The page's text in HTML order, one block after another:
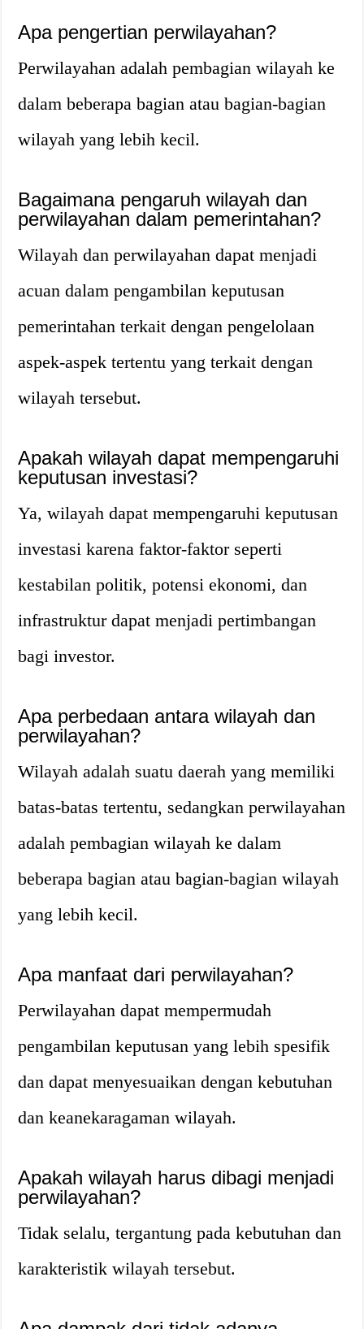
Apa pengertian perwilayahan?
Perwilayahan adalah pembagian wilayah ke
dalam beberapa bagian atau bagian-bagian
wilayah yang lebih kecil.
Bagaimana pengaruh wilayah dan
perwilayahan dalam pemerintahan?
Wilayah dan perwilayahan dapat menjadi
acuan dalam pengambilan keputusan
pemerintahan terkait dengan pengelolaan
aspek-aspek tertentu yang terkait dengan
wilayah tersebut.
Apakah wilayah dapat mempengaruhi
keputusan investasi?
Ya, wilayah dapat mempengaruhi keputusan
investasi karena faktor-faktor seperti
kestabilan politik, potensi ekonomi, dan
infrastruktur dapat menjadi pertimbangan
bagi investor.
Apa perbedaan antara wilayah dan
perwilayahan?
Wilayah adalah suatu daerah yang memiliki
batas-batas tertentu, sedangkan perwilayahan
adalah pembagian wilayah ke dalam
beberapa bagian atau bagian-bagian wilayah
yang lebih kecil.
Apa manfaat dari perwilayahan?
Perwilayahan dapat mempermudah
pengambilan keputusan yang lebih spesifik
dan dapat menyesuaikan dengan kebutuhan
dan keanekaragaman wilayah.
Apakah wilayah harus dibagi menjadi
perwilayahan?
Tidak selalu, tergantung pada kebutuhan dan
karakteristik wilayah tersebut.